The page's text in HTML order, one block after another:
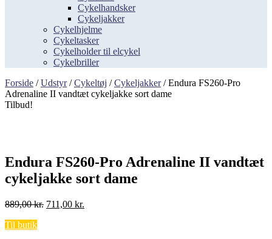
Cykelhandsker
Cykeljakker
Cykelhjelme
Cykeltasker
Cykelholder til elcykel
Cykelbriller
Forside /Udstyr/Cykeltøj /Cykeljakker/ Endura FS260-Pro
Adrenaline II vandtæt cykeljakke sort dame
Tilbud!
Endura FS260-Pro Adrenaline II vandtæt
cykeljakke sort dame
889,00kr. Den
711,00 kr.
Til butik